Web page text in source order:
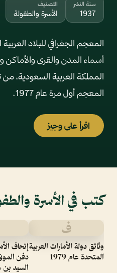
سنة النشر
1937
التصنيف
الأسرة والطفولة
المعجم الجغرافي للبلاد
أسماء المدن والقرى والأماكن
المملكة العربية السعودية،
المعجم أول مرة عام 1977.
اقرأ على وجيز
كتب في الأسرة
ف
وثائق دولة الأمارات العربية
المتحدة عام 1979
إتحاف
دفن
السيد